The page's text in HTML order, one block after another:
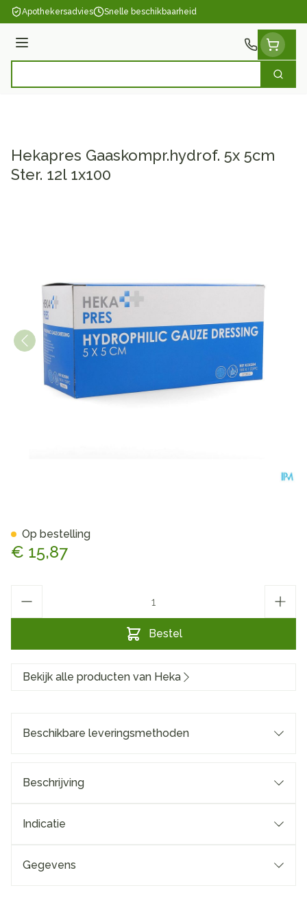
Ga naar de inhoud
Apothekersadvies Snelle beschikbaarheid
Menu
Zoek
Hekapres Gaaskompr.hydrof. 5x 5cm
Ster. 12l 1x100
€ 15,87
Bestel
Op bestelling
Bekijk alle producten van Heka
Beschikbare leveringsmethoden
Beschrijving
Indicatie
Gegevens